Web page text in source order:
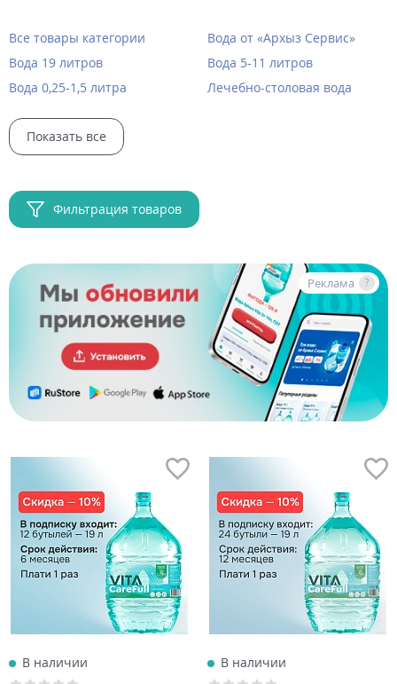
Реклама ?
В наличии В наличии
Все товары категории
Вода от «Архыз Сервис»
Вода 19 литров
Вода 5-11 литров
Вода 0,25-1,5 литра
Лечебно-столовая вода
Показать все
Фильтрация товаров